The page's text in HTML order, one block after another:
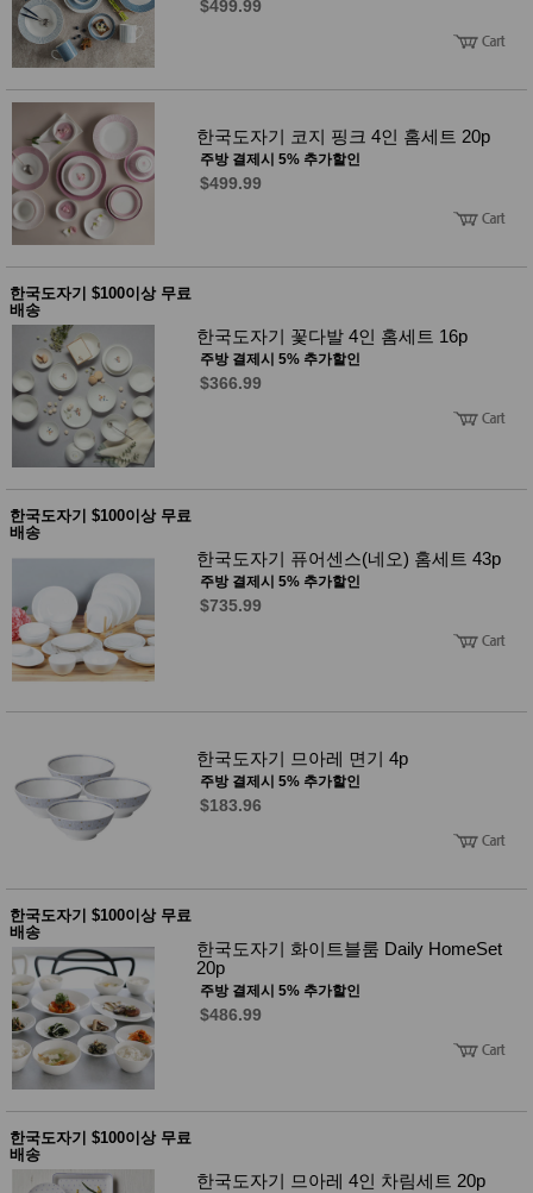
화 사
$499.99
한국도자기 코지 핑크 4인 홈세트 20p
주방 결제시 5% 추가할인
$499.99
한국도자기 $100이상 무료
배송
한국도자기 꽃다발 4인 홈세트 16p
주방 결제시 5% 추가할인
$366.99
한국도자기 $100이상 무료
배송
한국도자기 퓨어센스(네오) 홈세트 43p
주방 결제시 5% 추가할인
$735.99
한국도자기 므아레 면기 4p
주방 결제시 5% 추가할인
$183.96
한국도자기 $100이상 무료
배송
한국도자기 화이트블룸 Daily HomeSet
20p
주방 결제시 5% 추가할인
$486.99
한국도자기 $100이상 무료
배송
한국도자기 므아레 4인 차림세트 20p